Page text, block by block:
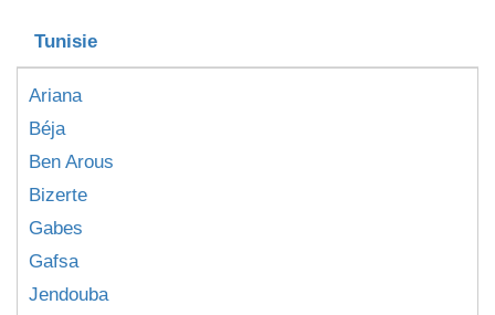
Tunisie
Ariana
Béja
Ben Arous
Bizerte
Gabes
Gafsa
Jendouba